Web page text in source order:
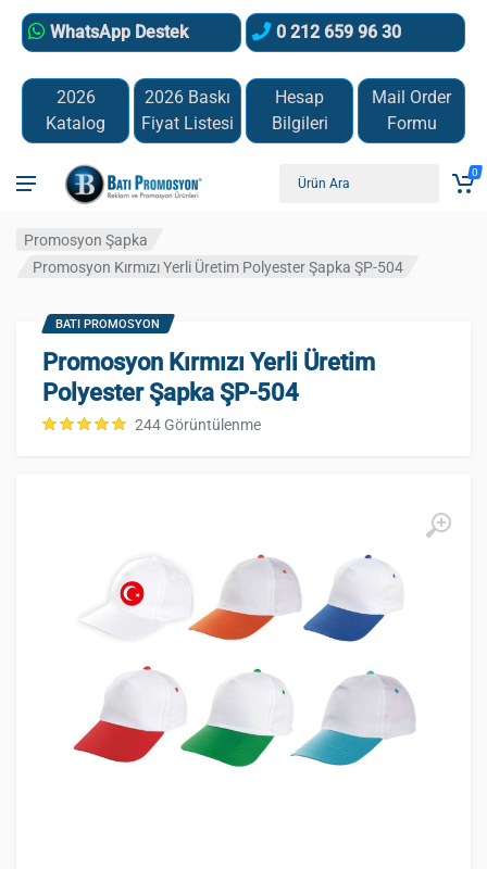
WhatsApp Destek 0 212 659 96 30
2026
Katalog
2026 Baskı
Fiyat Listesi
Hesap
Bilgileri
Mail Order
Formu
0
Promosyon Şapka
Promosyon Kırmızı Yerli Üretim Polyester Şapka ŞP-504
Promosyon Kırmızı Yerli Üretim
Polyester Şapka ŞP-504
244 Görüntülenme
BATI PROMOSYON